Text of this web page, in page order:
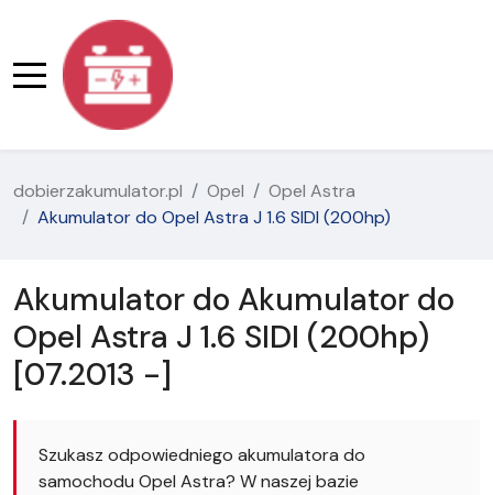
dobierzakumulator.pl Opel
Opel Astra
Akumulator do Opel Astra J 1.6 SIDI (200hp)
Akumulator do Akumulator do
Opel Astra J 1.6 SIDI (200hp)
[07.2013 -]
Szukasz odpowiedniego akumulatora do
samochodu Opel Astra? W naszej bazie